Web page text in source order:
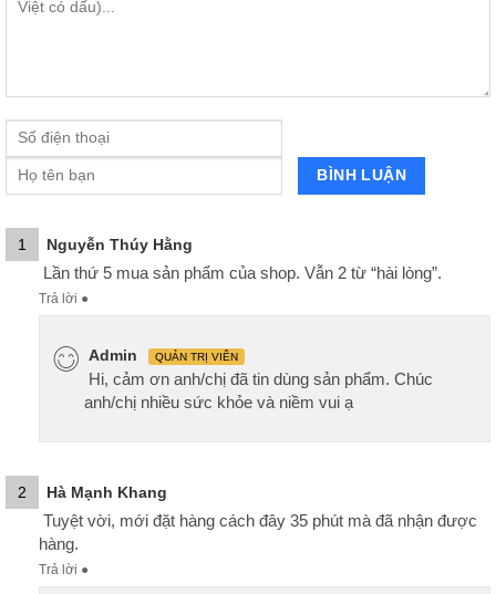
1 Nguyễn Thúy Hằng
Lần thứ 5 mua sản phẩm của shop. Vẫn 2 từ “hài lòng”.
Trả lời ●
Admin QUẢN TRỊ VIÊN
Hi, cảm ơn anh/chị đã tin dùng sản phẩm. Chúc
anh/chị nhiều sức khỏe và niềm vui ạ
2 Hà Mạnh Khang
Tuyệt vời, mới đặt hàng cách đây 35 phút mà đã nhận được
hàng.
Trả lời ●